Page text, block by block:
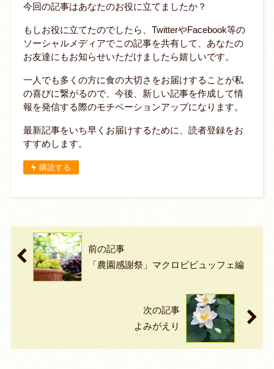
今回の記事はあなたのお役に立てましたか？
もしお役に立てたのでしたら、TwitterやFacebook等の
ソーシャルメディアでこの記事を共有して、あなたの
お友達にもお知らせいただけましたら嬉しいです。
一人でも多くの方に食の大切さをお届けすることが私
の喜びに繋がるので、今後、新しい記事を作成して情
報を発信する際のモチベーションアップになります。
最新記事をいち早くお届けするために、読者登録をお
すすめします。
購読する
前の記事
「農園感謝祭」マクロビビュッフェ編
次の記事
よみがえり